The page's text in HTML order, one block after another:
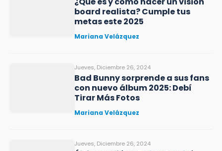
board realista? Cumple tus
metas este 2025
Mariana Velázquez
Jueves, Diciembre 26, 2024
Bad Bunny sorprende a sus fans
con nuevo álbum 2025: Debí
Tirar Más Fotos
Mariana Velázquez
Jueves, Diciembre 26, 2024